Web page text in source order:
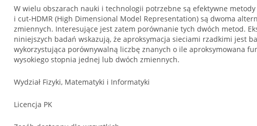
W wielu obszarach nauki i technologii potrzebne są efektywne
i cut-HDMR (High Dimensional Model Representation) są dwoma
zmiennych. Interesujące jest zatem porównanie tych dwóch metod.
niniejszych badań wskazują, że aproksymacja sieciami rzadkimi jest
wykorzystująca porównywalną liczbę znanych o ile aproksymowana
wysokiego stopnia jednej lub dwóch zmiennych.
Wydział Fizyki, Matematyki i Informatyki
Licencja PK